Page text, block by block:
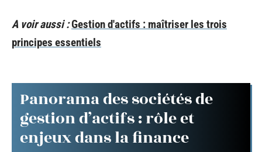
A voir aussi :Gestion d'actifs : maîtriser les trois
principes essentiels
Panorama des sociétés de
gestion d’actifs : rôle et
enjeux dans la finance